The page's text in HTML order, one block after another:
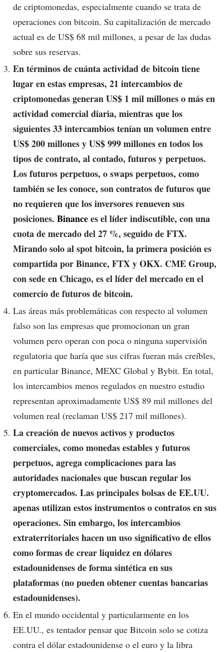
de criptomonedas, especialmente cuando se trata de
operaciones con bitcoin. Su capitalización de mercado
actual es de US$ 68 mil millones, a pesar de las dudas
sobre sus reservas.
En términos de cuánta actividad de bitcoin tiene
lugar en estas empresas, 21 intercambios de
criptomonedas generan US$ 1 mil millones o más en
actividad comercial diaria, mientras que los
siguientes 33 intercambios tenían un volumen entre
US$ 200 millones y US$ 999 millones en todos los
tipos de contrato, al contado, futuros y perpetuos.
Los futuros perpetuos, o swaps perpetuos, como
también se les conoce, son contratos de futuros que
no requieren que los inversores renueven sus
posiciones. Binancees el líder indiscutible, con una
cuota de mercado del 27 %, seguido de FTX.
Mirando solo al spot bitcoin, la primera posición es
compartida por Binance, FTX y OKX. CME Group,
con sede en Chicago, es el líder del mercado en el
comercio de futuros de bitcoin.
Las áreas más problemáticas con respecto al volumen
falso son las empresas que promocionan un gran
volumen pero operan con poca o ninguna supervisión
regulatoria que haría que sus cifras fueran más creíbles,
en particular Binance, MEXC Global y Bybit. En total,
los intercambios menos regulados en nuestro estudio
representan aproximadamente US$ 89 mil millones del
volumen real (reclaman US$ 217 mil millones).
La creación de nuevos activos y productos
comerciales, como monedas estables y futuros
perpetuos, agrega complicaciones para las
autoridades nacionales que buscan regular los
cryptomercados. Las principales bolsas de EE.UU.
apenas utilizan estos instrumentos o contratos en sus
operaciones. Sin embargo, los intercambios
extraterritoriales hacen un uso significativo de ellos
como formas de crear liquidez en dólares
estadounidenses de forma sintética en sus
plataformas (no pueden obtener cuentas bancarias
estadounidenses).
En el mundo occidental y particularmente en los
EE.UU., es tentador pensar que Bitcoin solo se cotiza
contra el dólar estadounidense o el euro y la libra